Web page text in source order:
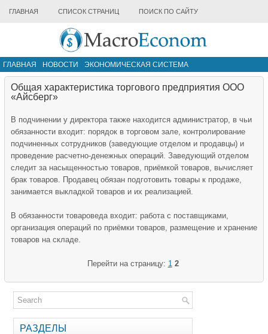
ГЛАВНАЯ СПИСОК СТРАНИЦ ПОИСК ПО САЙТУ
ГЛАВНАЯ НОВОСТИ
ЭКОНОМИЧЕСКАЯ СИСТЕМА
ИНФРАСТРУКТУРА РЫНКА
Общая характеристика торгового предприятия ООО
«Айсберг»
В подчинении у директора также находится администратор, в чьи
обязанности входит: порядок в торговом зале, контролирование
подчиненных сотрудников (заведующие отделом и продавцы) и
проведение расчетно-денежных операций. Заведующий отделом
следит за насыщенностью товаров, приёмкой товаров, вычисляет
брак товаров. Продавец обязан подготовить товары к продаже,
занимается выкладкой товаров и их реализацией.
В обязанности товароведа входит: работа с поставщиками,
организация операций по приёмки товаров, размещение и хранение
товаров на складе.
Перейти на страницу: 1 2
РАЗДЕЛЫ